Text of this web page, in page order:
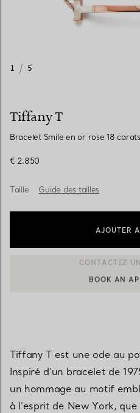
1 / 5
Tiffany T
Bracelet Smile en or rose 18
€ 2.850
Taille Guide des tailles
AJOUTER
CONTACTER UN
Tiffany T est une ode au
Inspiré d’un bracelet de
un hommage au motif
à l’esprit de New York,